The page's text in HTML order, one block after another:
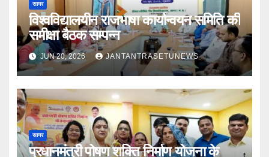
सागर
विश्वविद्यालयीन राजभाषा कार्यान्वयन समिति की
समीक्षा बैठक सम्पन्न
JUN 20, 2026 JANTANTRASETUNEWS
सागर
प्रधानमंत्री पोषण शक्ति निर्माण योजना के